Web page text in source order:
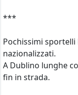
***
Pochissimi
nazionalizzati.
A Dublino lunghe
fin in strada.